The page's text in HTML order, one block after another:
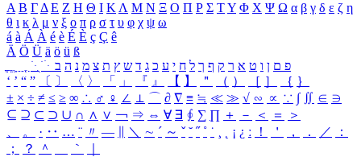
Α Β ΓΔ Ε Ζ Η Θ Ι ΚΛ Μ Ν Ξ Ο Π Ρ Σ ΤΥ Φ Χ Ψ Ω α β γ δ ε ζ η
θ ι κ λ μ ν ξ ο π ρ σ τ υ φ χ ψ ω
á à Á À é è É È ç Ç ê
Ä Ö Ü ä ö ü ß
ִֶֹ ֻּ ׁׂ פ ם ן ו ט א ר ק ף ך ל ח י ע כ ג ד ש ץ ת צ מ נ ה ב
‘ ’ “ ” 〔 〕 〈 〉 「 」 『 』 【 】 ＂ （ ） ［ ］ ｛ ｝
± × ÷ ≠ ≤ ≥ ∞ ∴ ♂ ♀ ∠ ⊥ ⌒ ∂ ∇ ≡ ≒ ≪ ≫ √ ∽ ∝ ∵ ∫ ∬ ∈ ∋
⊆ ⊇ ⊂ ⊃ ∪ ∩ ∧ ∨ ￢ ⇒ ⇔ ∀ ∃ ∮ ∑ ∏ ＋ － ＜ ＝
＞
、
。 · ‥ … ¨ 〃 ― ＼ ∼ ´ ～ ˇ ˘ ˝ ˚ ˙ ¸ ¡ ¿ ː ！ ＇ ， ． ／
：
；
？ ＾ ｀